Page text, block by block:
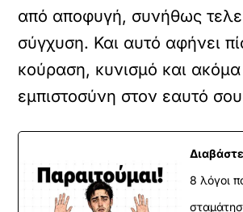
από αποφυγή, συνήθως
σύγχυση. Και αυτό αφήνει
κούραση, κυνισμό και ακόμα
εμπιστοσύνη στον εαυτό
8 λόγοι